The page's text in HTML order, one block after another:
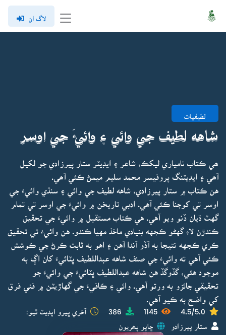
لاگ ان
لطيفيات
شاهه لطيف جي وائي ۽ وائيءَ جي اوسر
ھي ڪتاب نامياري ليکڪ، شاعر ۽ ايڊيٽر ستار پيرزادي جو لکيل
آھي ۽ ايڊيٽنگ پروفيسر محمد سليم ميمڻ ڪئي آھي.
هن ڪتاب ۾ ستار پيرزادي، شاهه لطيف جي وائي ۽ سنڌي وائيءَ جي
اوسر تي کوجنا ڪئي آهي. ادبي تاريخن ۾ وائيءَ جي اوسر تي تمام
گهٽ ڌيان ڏنو ويو آهي. هي ڪتاب مستقبل ۾ وائيءَ جي تحقيق
ڪندڙن لاءِ گهڻو ڪجهه بنيادي ماخذ مهيا ڪندو. هن وائيءَ تي تحقيق
ڪري ڪجهه نتيجا به آڏو آندا آهن ۽ اهو به ثابت ڪرڻ جي ڪوشش
ڪئي آهي ته وائيءَ جي صنف شاهه عبداللطيف ڀٽائيءَ کان اڳ به
موجود هئي، گڏوگڏ هن شاهه عبداللطيف ڀٽائيءَ جي وائيءَ جو
تحقيقي جائزو به ورتو آهي. وائي ۽ ڪافيءَ جي گهاڙيٽن ۾ فني فرق
کي واضح به ڪيو آهي.
4.5/5.0
1145
386 آخري ڀيرو اپڊيٽ ٿيو:
ستار پيرزادو ڇاپو پھريون